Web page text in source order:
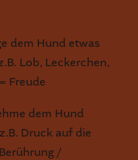
dem Hund etwas
Lob, Leckerchen,
Freude
dem Hund
Druck auf die
/